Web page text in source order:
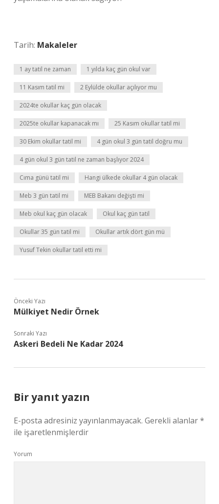
Tarih: Makaleler
1 ay tatil ne zaman 1 yılda kaç gün okul var
11 Kasım tatil mi 2 Eylülde okullar açılıyor mu
2024te okullar kaç gün olacak
2025te okullar kapanacak mı 25 Kasım okullar tatil mi
30 Ekim okullar tatil mi 4 gün okul 3 gün tatil doğru mu
4 gün okul 3 gün tatil ne zaman başlıyor 2024
Cıma günü tatil mi Hangi ülkede okullar 4 gün olacak
Meb 3 gün tatil mi MEB Bakanı değişti mi
Meb okul kaç gün olacak Okul kaç gün tatil
Okullar 35 gün tatil mi Okullar artık dört gün mü
Yusuf Tekin okullar tatil etti mi
Önceki Yazı
Mülkiyet Nedir Örnek
Sonraki Yazı
Askeri Bedeli Ne Kadar 2024
Bir yanıt yazın
E-posta adresiniz yayınlanmayacak. Gerekli alanlar*
ile işaretlenmişlerdir
Yorum